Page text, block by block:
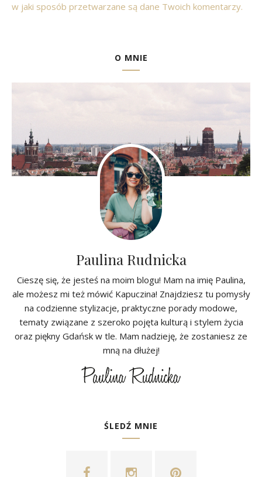
w jaki sposób przetwarzane są dane Twoich komentarzy.
O MNIE
Paulina Rudnicka
Cieszę się, że jesteś na moim blogu! Mam na imię Paulina,
ale możesz mi też mówić Kapuczina! Znajdziesz tu pomysły
na codzienne stylizacje, praktyczne porady modowe,
tematy związane z szeroko pojęta kulturą i stylem życia
oraz piękny Gdańsk w tle. Mam nadzieję, że zostaniesz ze
mną na dłużej!
ŚLEDŹ MNIE